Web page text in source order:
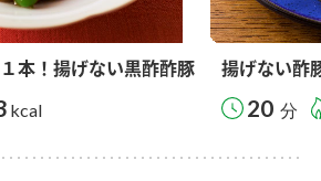
本！揚げない黒酢酢豚
kcal
揚げない酢
20 分